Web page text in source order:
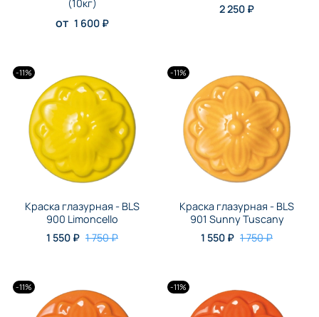
(10кг)
от 1 600 ₽
2 250 ₽
-11%
Краска глазурная - BLS
900 Limoncello
1 550 ₽ 1 750 ₽
-11%
Краска глазурная - BLS
901 Sunny Tuscany
1 550 ₽ 1 750 ₽
-11% -11%